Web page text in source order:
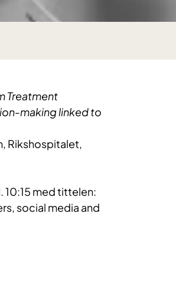
Treatment
making linked to
Rikshospitalet,
10:15 med tittelen:
social media and